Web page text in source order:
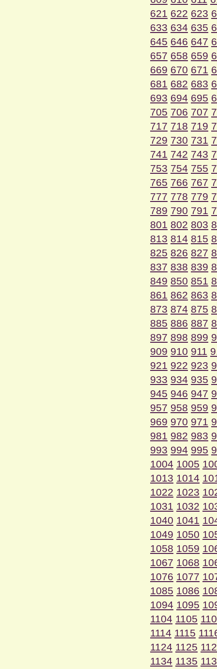
621 622 623
633 634 635
645 646 647
657 658 659
669 670 671
681 682 683
693 694 695
705 706 707
717 718 719
729 730 731
741 742 743
753 754 755
765 766 767
777 778 779
789 790 791
801 802 803
813 814 815
825 826 827
837 838 839
849 850 851
861 862 863
873 874 875
885 886 887
897 898 899
909 910 911
921 922 923
933 934 935
945 946 947
957 958 959
969 970 971
981 982 983
993 994 995
1004 1005
1013 1014
1022 1023
1031 1032
1040 1041
1049 1050
1058 1059
1067 1068
1076 1077
1085 1086
1094 1095
1104 1105
1114 1115
1124 1125
1134 1135